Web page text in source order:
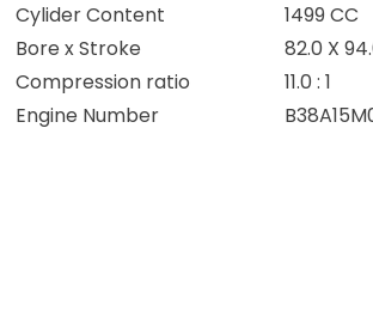
Cylider Content
1499 CC
Bore x Stroke
82.0 X
Compression ratio
11.0 : 1
Engine Number